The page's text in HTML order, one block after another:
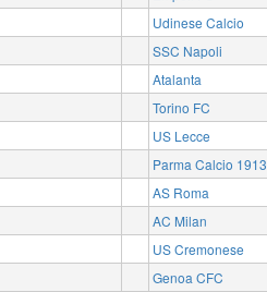
Udinese Calcio
SSC Napoli
Atalanta
Torino FC
US Lecce
Parma Calcio 1913
AS Roma
AC Milan
US Cremonese
Genoa CFC